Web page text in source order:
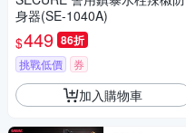
身器(SE-1040A)
$449 86折
挑戰低價 券
加入購物車